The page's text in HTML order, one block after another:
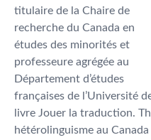
titulaire de la Chaire de
recherche du Canada en
études des minorités et
professeure agrégée au
Département d’études
françaises de l’Université
livre Jouer la traduction.
hétérolinguisme au